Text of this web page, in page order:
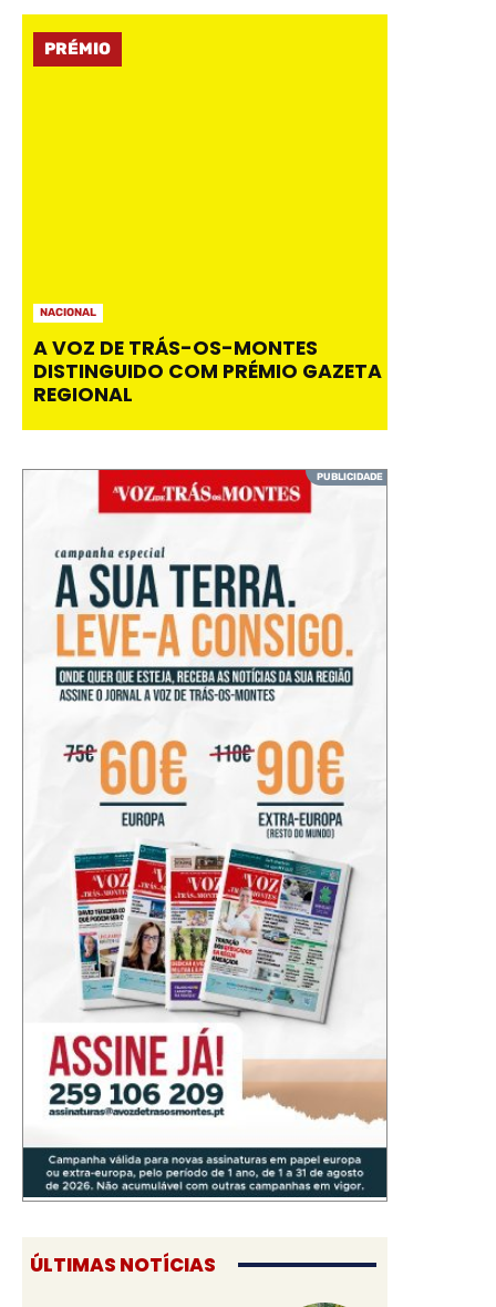
PRÉMIO
NACIONAL
A VOZ DE TRÁS-OS-MONTES
DISTINGUIDO COM PRÉMIO GAZETA
REGIONAL
ÚLTIMAS NOTÍCIAS